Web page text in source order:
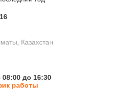
24
Казахстан
08:00 до 16:30
работы